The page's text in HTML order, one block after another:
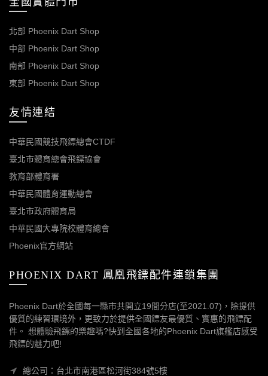
北部 Phoenix Dart Shop
中部 Phoenix Dart Shop
南部 Phoenix Dart Shop
東部 Phoenix Dart Shop
友情連結
中華民國競技飛鏢總會CTDF
臺北市體育總會飛鏢協會
教育部體育署
中華民國體育運動總會
臺北市政府體育局
中華民國大專院校體育總會
Phoenix官方網站
PHOENIX DART 鳳凰飛鏢配件連鎖集團
Phoenix Dart於全國每一縣市共開立19間分店(至2021.07)，除提供
優質的練習環境外，更致力於提供全國鏢友最優質、實惠的飛鏢配
件。 想體驗飛鏢的樂趣嗎?快到全國各地的Phoenix Dart旗艦店感受
飛鏢的魅力吧!
總公司：台北市南港區松河街384號5樓